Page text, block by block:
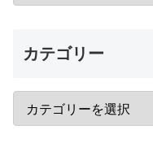
カテゴリー